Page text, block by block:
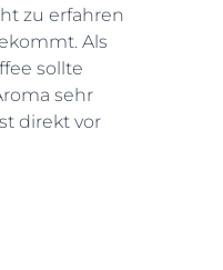
zu erfahren
Als
sollte
sehr
direkt vor